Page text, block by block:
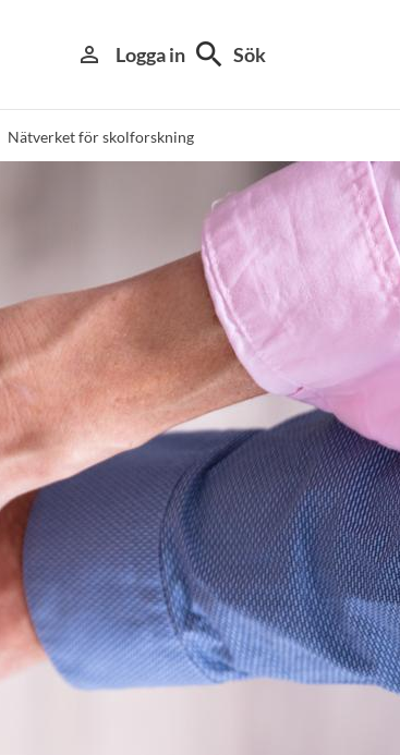
person_outline Logga in search Sök
Nätverket för skolforskning